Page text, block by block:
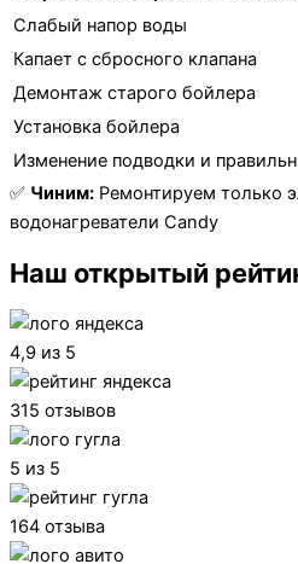
Слабый напор воды
Капает с сбросного клапана
Демонтаж старого бойлера
Установка бойлера
Изменение подводки и
✅ Чиним: Ремонтируем только
водонагреватели Candy
Наш открытый
4,9 из 5
315 отзывов
5 из 5
164 отзыва